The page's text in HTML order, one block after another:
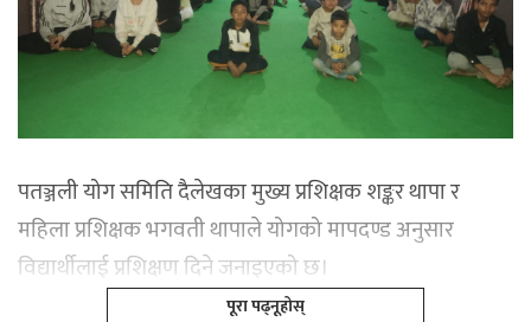
पतञ्जली योग समिति दैलेखका मुख्य प्रशिक्षक शङ्कर थापा र
महिला प्रशिक्षक भगवती थापाले योगको मापदण्ड अनुसार
विद्यार्थीलाई प्रशिक्षण दिने जनाइएको छ।
पूरा पढ्नूहोस्